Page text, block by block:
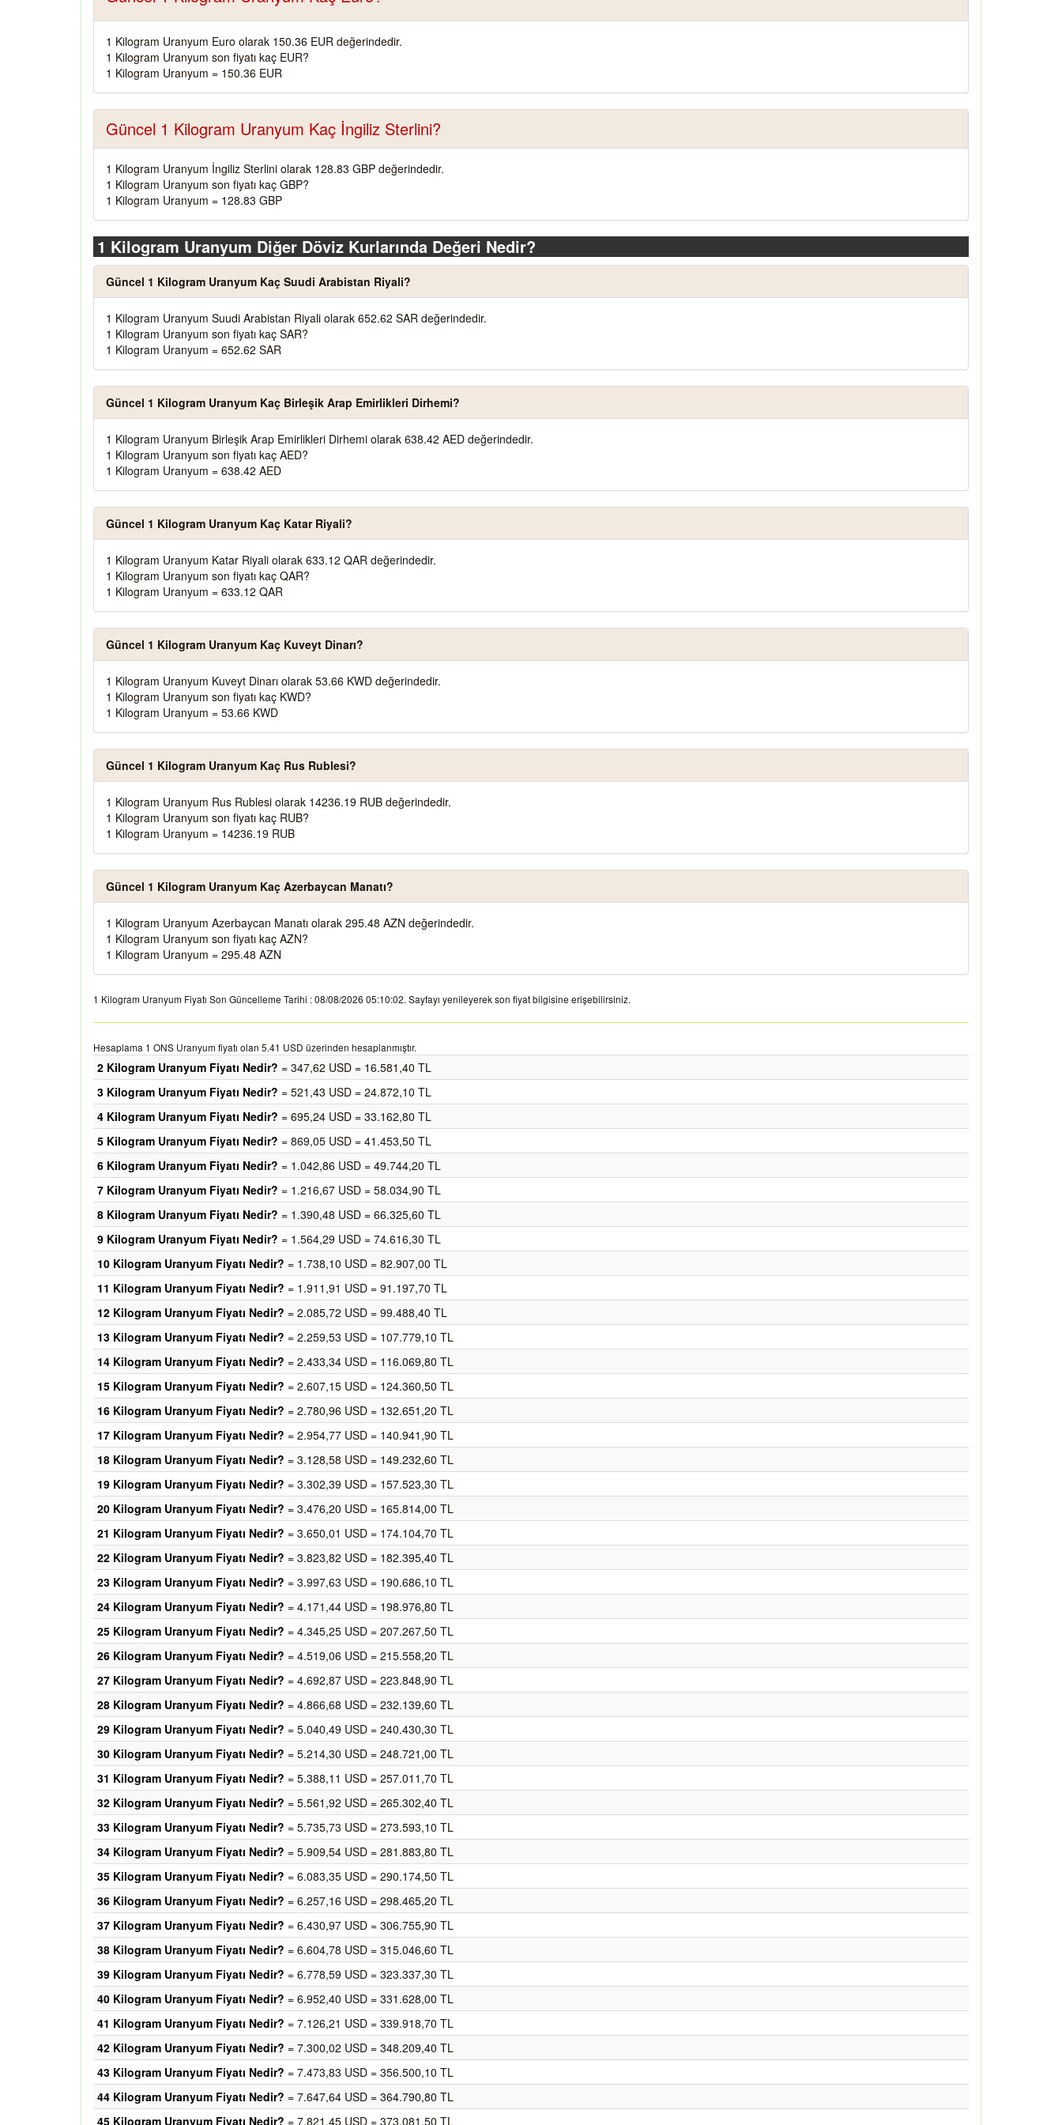
1 Kilogram Uranyum Euro olarak 150.36 EUR değerindedir.
1 Kilogram Uranyum son fiyatı kaç EUR?
1 Kilogram Uranyum = 150.36 EUR
Güncel 1 Kilogram Uranyum Kaç İngiliz Sterlini?
1 Kilogram Uranyum İngiliz Sterlini olarak 128.83 GBP değerindedir.
1 Kilogram Uranyum son fiyatı kaç GBP?
1 Kilogram Uranyum = 128.83 GBP
1 Kilogram Uranyum Diğer Döviz Kurlarında Değeri Nedir?
Güncel 1 Kilogram Uranyum Kaç Suudi Arabistan Riyali?
1 Kilogram Uranyum Suudi Arabistan Riyali olarak 652.62 SAR değerindedir.
1 Kilogram Uranyum son fiyatı kaç SAR?
1 Kilogram Uranyum = 652.62 SAR
Güncel 1 Kilogram Uranyum Kaç Birleşik Arap Emirlikleri Dirhemi?
1 Kilogram Uranyum Birleşik Arap Emirlikleri Dirhemi olarak 638.42 AED değerindedir.
1 Kilogram Uranyum son fiyatı kaç AED?
1 Kilogram Uranyum = 638.42 AED
Güncel 1 Kilogram Uranyum Kaç Katar Riyali?
1 Kilogram Uranyum Katar Riyali olarak 633.12 QAR değerindedir.
1 Kilogram Uranyum son fiyatı kaç QAR?
1 Kilogram Uranyum = 633.12 QAR
Güncel 1 Kilogram Uranyum Kaç Kuveyt Dinarı?
1 Kilogram Uranyum Kuveyt Dinarı olarak 53.66 KWD değerindedir.
1 Kilogram Uranyum son fiyatı kaç KWD?
1 Kilogram Uranyum = 53.66 KWD
Güncel 1 Kilogram Uranyum Kaç Rus Rublesi?
1 Kilogram Uranyum Rus Rublesi olarak 14236.19 RUB değerindedir.
1 Kilogram Uranyum son fiyatı kaç RUB?
1 Kilogram Uranyum = 14236.19 RUB
Güncel 1 Kilogram Uranyum Kaç Azerbaycan Manatı?
1 Kilogram Uranyum Azerbaycan Manatı olarak 295.48 AZN değerindedir.
1 Kilogram Uranyum son fiyatı kaç AZN?
1 Kilogram Uranyum = 295.48 AZN
1 Kilogram Uranyum Fiyatı Son Güncelleme Tarihi : 08/08/2026 05:10:02. Sayfayı yenileyerek son fiyat bilgisine erişebilirsiniz.
Hesaplama 1 ONS Uranyum fiyatı olan 5.41 USD üzerinden hesaplanmıştır.
2 Kilogram Uranyum Fiyatı Nedir? = 347,62 USD = 16.581,40 TL
3 Kilogram Uranyum Fiyatı Nedir? = 521,43 USD = 24.872,10 TL
4 Kilogram Uranyum Fiyatı Nedir? = 695,24 USD = 33.162,80 TL
5 Kilogram Uranyum Fiyatı Nedir? = 869,05 USD = 41.453,50 TL
6 Kilogram Uranyum Fiyatı Nedir? = 1.042,86 USD = 49.744,20 TL
7 Kilogram Uranyum Fiyatı Nedir? = 1.216,67 USD = 58.034,90 TL
8 Kilogram Uranyum Fiyatı Nedir? = 1.390,48 USD = 66.325,60 TL
9 Kilogram Uranyum Fiyatı Nedir? = 1.564,29 USD = 74.616,30 TL
10 Kilogram Uranyum Fiyatı Nedir? = 1.738,10 USD = 82.907,00 TL
11 Kilogram Uranyum Fiyatı Nedir? = 1.911,91 USD = 91.197,70 TL
12 Kilogram Uranyum Fiyatı Nedir? = 2.085,72 USD = 99.488,40 TL
13 Kilogram Uranyum Fiyatı Nedir? = 2.259,53 USD = 107.779,10 TL
14 Kilogram Uranyum Fiyatı Nedir? = 2.433,34 USD = 116.069,80 TL
15 Kilogram Uranyum Fiyatı Nedir? = 2.607,15 USD = 124.360,50 TL
16 Kilogram Uranyum Fiyatı Nedir? = 2.780,96 USD = 132.651,20 TL
17 Kilogram Uranyum Fiyatı Nedir? = 2.954,77 USD = 140.941,90 TL
18 Kilogram Uranyum Fiyatı Nedir? = 3.128,58 USD = 149.232,60 TL
19 Kilogram Uranyum Fiyatı Nedir? = 3.302,39 USD = 157.523,30 TL
20 Kilogram Uranyum Fiyatı Nedir? = 3.476,20 USD = 165.814,00 TL
21 Kilogram Uranyum Fiyatı Nedir? = 3.650,01 USD = 174.104,70 TL
22 Kilogram Uranyum Fiyatı Nedir? = 3.823,82 USD = 182.395,40 TL
23 Kilogram Uranyum Fiyatı Nedir? = 3.997,63 USD = 190.686,10 TL
24 Kilogram Uranyum Fiyatı Nedir? = 4.171,44 USD = 198.976,80 TL
25 Kilogram Uranyum Fiyatı Nedir? = 4.345,25 USD = 207.267,50 TL
26 Kilogram Uranyum Fiyatı Nedir? = 4.519,06 USD = 215.558,20 TL
27 Kilogram Uranyum Fiyatı Nedir? = 4.692,87 USD = 223.848,90 TL
28 Kilogram Uranyum Fiyatı Nedir? = 4.866,68 USD = 232.139,60 TL
29 Kilogram Uranyum Fiyatı Nedir? = 5.040,49 USD = 240.430,30 TL
30 Kilogram Uranyum Fiyatı Nedir? = 5.214,30 USD = 248.721,00 TL
31 Kilogram Uranyum Fiyatı Nedir? = 5.388,11 USD = 257.011,70 TL
32 Kilogram Uranyum Fiyatı Nedir? = 5.561,92 USD = 265.302,40 TL
33 Kilogram Uranyum Fiyatı Nedir? = 5.735,73 USD = 273.593,10 TL
34 Kilogram Uranyum Fiyatı Nedir? = 5.909,54 USD = 281.883,80 TL
35 Kilogram Uranyum Fiyatı Nedir? = 6.083,35 USD = 290.174,50 TL
36 Kilogram Uranyum Fiyatı Nedir? = 6.257,16 USD = 298.465,20 TL
37 Kilogram Uranyum Fiyatı Nedir? = 6.430,97 USD = 306.755,90 TL
38 Kilogram Uranyum Fiyatı Nedir? = 6.604,78 USD = 315.046,60 TL
39 Kilogram Uranyum Fiyatı Nedir? = 6.778,59 USD = 323.337,30 TL
40 Kilogram Uranyum Fiyatı Nedir? = 6.952,40 USD = 331.628,00 TL
41 Kilogram Uranyum Fiyatı Nedir? = 7.126,21 USD = 339.918,70 TL
42 Kilogram Uranyum Fiyatı Nedir? = 7.300,02 USD = 348.209,40 TL
43 Kilogram Uranyum Fiyatı Nedir? = 7.473,83 USD = 356.500,10 TL
44 Kilogram Uranyum Fiyatı Nedir? = 7.647,64 USD = 364.790,80 TL
45 Kilogram Uranyum Fiyatı Nedir? = 7.821,45 USD = 373.081,50 TL